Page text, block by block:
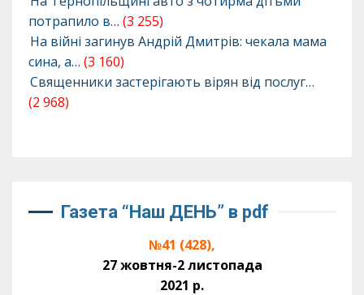
потрапило в… (3 255)
На війні загинув Андрій Дмитрів: чекала мама
сина, а… (3 160)
Священники застерігають вірян від послуг…
(2 968)
Газета “Наш ДЕНЬ” в pdf
№41 (428),
27 жовтня-2 листопада
2021 р.